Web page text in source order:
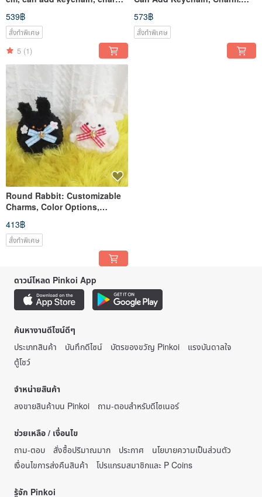
customizable color changes,
handmade crochet.
539฿
สั่งทำพิเศษ
5 (1)
Color Customization
Available. Handmade Wool
Crochet.
573฿
สั่งทำพิเศษ
Round Rabbit: Customizable
Charms, Color Options,
Handmade Crochet
Accessories
413฿
สั่งทำพิเศษ
ดาวน์โหลด Pinkoi App
ค้นหางานดีไซน์ดีๆ
ประเภทสินค้า
บันทึกดีไซน์ บัตรของขวัญ Pinkoi
แรงบันดาลใจ
ตู้โชว์
จำหน่ายสินค้า
ลงขายสินค้าบน Pinkoi
ถาม-ตอบสำหรับดีไซเนอร์
ช่วยเหลือ / เงื่อนไข
ถาม-ตอบ
สั่งซื้อปริมาณมาก ประกาศ
นโยบายความเป็นส่วนตัว
เงื่อนไขการส่งคืนสินค้า
โปรแกรมสมาชิกและ P Coins
รู้จัก Pinkoi